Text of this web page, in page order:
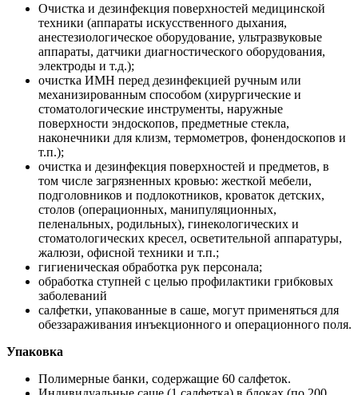
Очистка и дезинфекция поверхностей медицинской
техники (аппараты искусственного дыхания,
анестезиологическое оборудование, ультразвуковые
аппараты, датчики диагностического оборудования,
электроды и т.д.);
очистка ИМН перед дезинфекцией ручным или
механизированным способом (хирургические и
стоматологические инструменты, наружные
поверхности эндоскопов, предметные стекла,
наконечники для клизм, термометров, фонендоскопов и
т.п.);
очистка и дезинфекция поверхностей и предметов, в
том числе загрязненных кровью: жесткой мебели,
подголовников и подлокотников, кроваток детских,
столов (операционных, манипуляционных,
пеленальных, родильных), гинекологических и
стоматологических кресел, осветительной аппаратуры,
жалюзи, офисной техники и т.п.;
гигиеническая обработка рук персонала;
обработка ступней с целью профилактики грибковых
заболеваний
салфетки, упакованные в саше, могут применяться для
обеззараживания инъекционного и операционного поля.
Упаковка
Полимерные банки, содержащие 60 салфеток.